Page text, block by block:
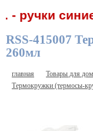
- ручки
RSS-415007
260мл
главная Товары для
Термокружки (термосы-